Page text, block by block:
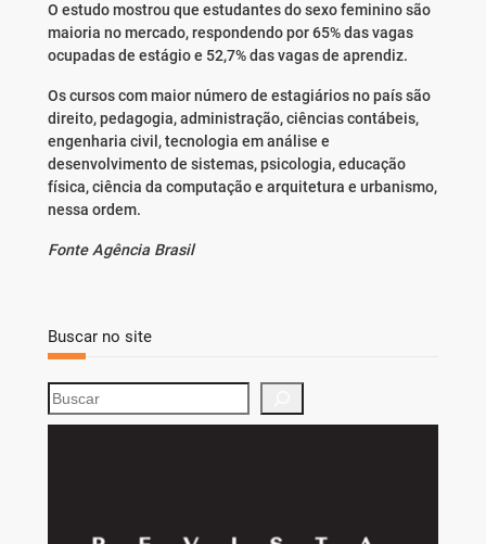
O estudo mostrou que estudantes do sexo feminino são
maioria no mercado, respondendo por 65% das vagas
ocupadas de estágio e 52,7% das vagas de aprendiz.
Os cursos com maior número de estagiários no país são
direito, pedagogia, administração, ciências contábeis,
engenharia civil, tecnologia em análise e
desenvolvimento de sistemas, psicologia, educação
física, ciência da computação e arquitetura e urbanismo,
nessa ordem.
Fonte Agência Brasil
Buscar no site
S
e